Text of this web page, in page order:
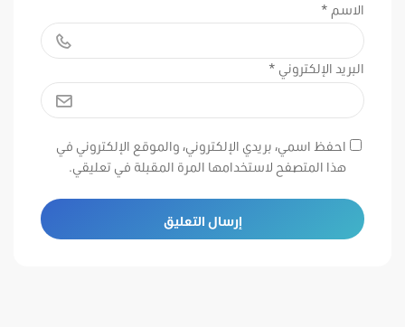
الاسم *
البريد الإلكتروني *
احفظ اسمي، بريدي الإلكتروني، والموقع الإلكتروني في
هذا المتصفح لاستخدامها المرة المقبلة في تعليقي.